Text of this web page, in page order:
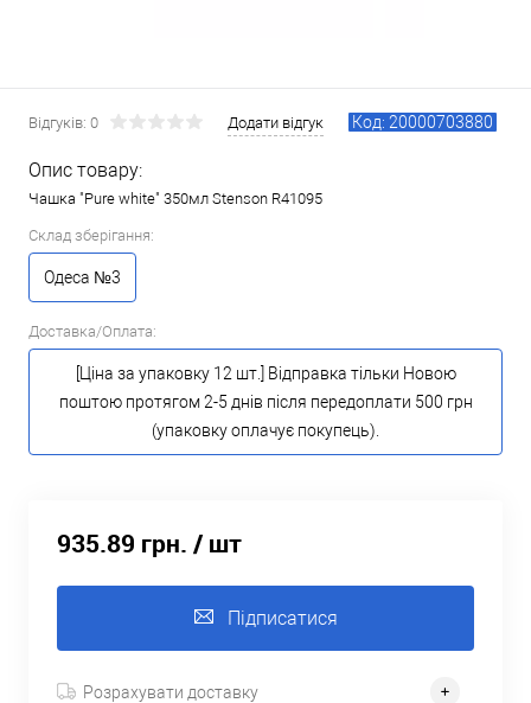
Відгуків: 0 Додати відгук Код: 20000703880
Опис товару:
Чашка "Pure white" 350мл Stenson R41095
Склад зберігання:
Одеса №3
Доставка/Оплата:
[Ціна за упаковку 12 шт.] Відправка тільки Новою
поштою протягом 2-5 днів після передоплати 500 грн
(упаковку оплачує покупець).
935.89 грн. / шт
Підписатися
Розрахувати доставку